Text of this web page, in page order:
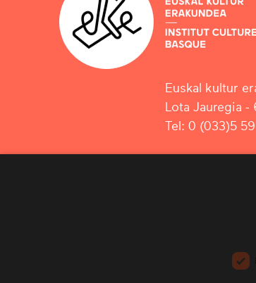
Euskal kultur
Lota Jauregia -
Tel: 0 (033)5